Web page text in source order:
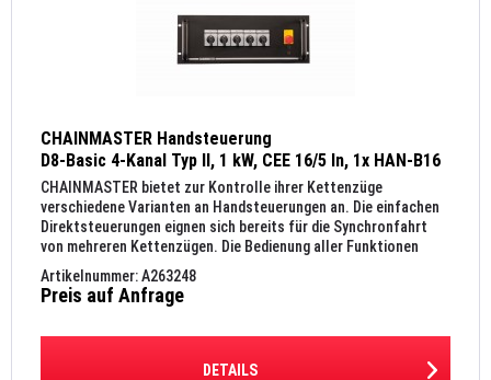
CHAINMASTER Handsteuerung
D8-Basic 4-Kanal Typ II, 1 kW, CEE 16/5 In, 1x HAN-B16
Out, 19", 4 HE
CHAINMASTER bietet zur Kontrolle ihrer Kettenzüge
verschiedene Varianten an Handsteuerungen an. Die einfachen
Direktsteuerungen eignen sich bereits für die Synchronfahrt
von mehreren Kettenzügen. Die Bedienung aller Funktionen
erfolgt...
Artikelnummer: A263248
Preis auf Anfrage
DETAILS